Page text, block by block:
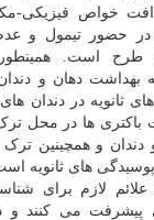
افت خواص فیزیکی-
در حضور تیمول و
طرح است.
بهداشت دهان و
ثانویه در دندان
باکتری ها در محل
دندان و همچینین
های ثانویه
علائم لازم برای
پیشرفت می کنند و